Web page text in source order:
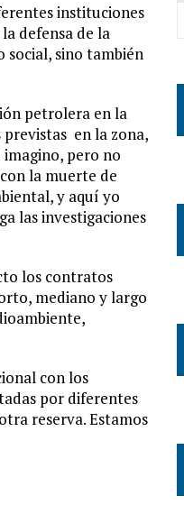
instituciones
defensa de la
social, sino también
petrolera en la
previstas en la zona,
imagino, pero no
la muerte de
y aquí yo
las investigaciones
los contratos
mediano y largo
con los
por diferentes
reserva. Estamos